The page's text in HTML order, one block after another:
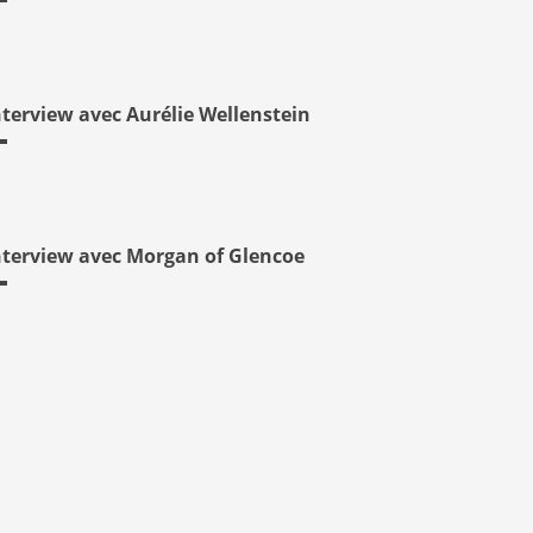
avec Aurélie Wellenstein
avec Morgan of Glencoe